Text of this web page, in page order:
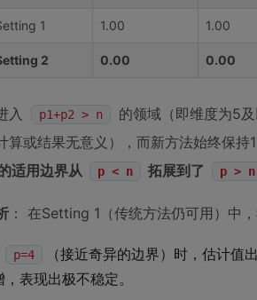
1 1.00 1.00
2 0.00 0.00
入 p1+p2 > n
的领域（即维度为5
算或结果无意义），而新方法始终保持
适用边界从
p < n 拓展到了 p > n
： 在Setting 1（传统方法仍可用）中
p=4
（接近奇异的边界）时，估计值
，表现出极不稳定。